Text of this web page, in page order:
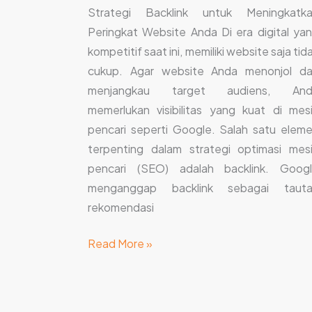
Strategi Backlink untuk
Peringkat Website Anda Di era digital
kompetitif saat ini, memiliki website saja
cukup. Agar website Anda menonjol
menjangkau target audiens,
memerlukan visibilitas yang kuat di
pencari seperti Google. Salah satu
terpenting dalam strategi optimasi
pencari (SEO) adalah backlink.
menganggap backlink sebagai
rekomendasi
Read More »